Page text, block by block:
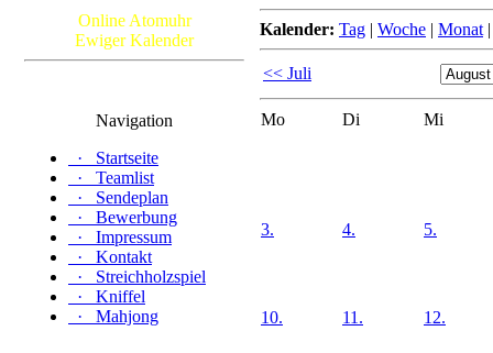
Online Atomuhr
Ewiger Kalender
Navigation
·
Startseite
·
Teamlist
·
Sendeplan
·
Bewerbung
·
Impressum
·
Kontakt
·
Streichholzspiel
·
Kniffel
·
Mahjong
Kalender: Tag | Woche | Monat
<< Juli
Mo Di Mi
3. 4. 5.
10. 11. 12.